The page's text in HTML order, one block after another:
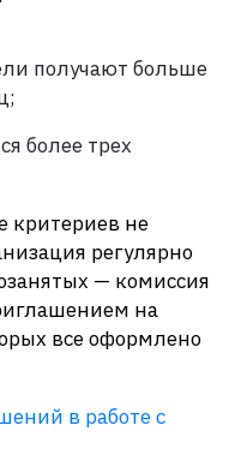
получают больше
более трех
критериев не
регулярно
— комиссия
на
все оформлено
в работе с